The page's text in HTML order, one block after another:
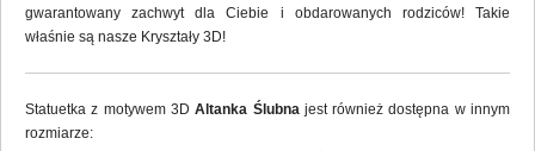
gwarantowany zachwyt dla Ciebie i obdarowanych rodziców! Takie
właśnie są nasze Kryształy 3D!
Statuetka z motywem 3DAltanka Ślubnajest również dostępna w innym
rozmiarze: